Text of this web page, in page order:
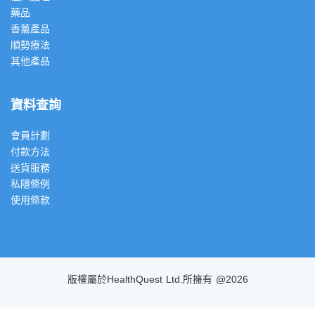
藥品
香薰產品
順勢療法
其他產品
資料查詢
會員計劃
付款方法
送貨服務
私隱條例
使用條款
版權屬於HealthQuest Ltd.所擁有 @2026